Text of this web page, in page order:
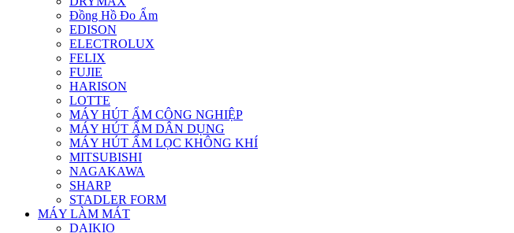
Đồng Hồ Đo Ẩm
EDISON
ELECTROLUX
FELIX
FUJIE
HARISON
LOTTE
MÁY HÚT ẨM CÔNG NGHIỆP
MÁY HÚT ẨM DÂN DỤNG
MÁY HÚT ẨM LỌC KHÔNG KHÍ
MITSUBISHI
NAGAKAWA
SHARP
STADLER FORM
MÁY LÀM MÁT
DAIKIO